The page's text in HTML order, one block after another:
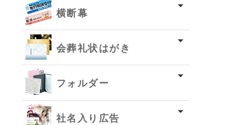
横断幕
会葬礼状はがき
フォルダー
社名入り広告